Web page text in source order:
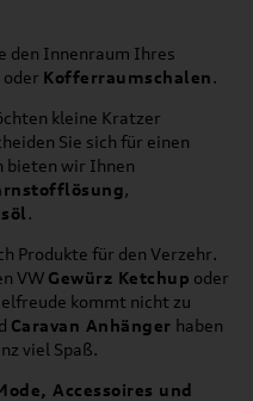
den Innenraum Ihres
oder Kofferraumschalen.
kleine Kratzer
Sie sich für einen
bieten wir Ihnen
,
.
Produkte für den Verzehr.
VW Gewürz Ketchup oder
kommt nicht zu
Caravan Anhänger haben
viel Spaß.
Accessoires und